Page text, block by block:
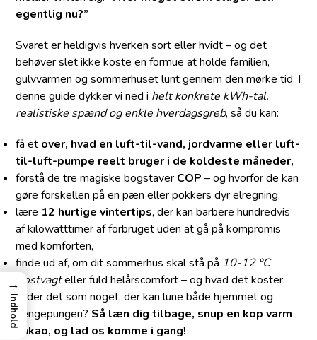
egentlig nu?”
Svaret er heldigvis hverken sort eller hvidt – og det
behøver slet ikke koste en formue at holde familien,
gulvvarmen og sommerhuset lunt gennem den mørke tid. I
denne guide dykker vi ned i helt konkrete kWh-tal,
realistiske spænd og enkle hverdagsgreb, så du kan:
få et over, hvad en luft-til-vand, jordvarme eller luft-
til-luft-pumpe reelt bruger i de koldeste måneder,
forstå de tre magiske bogstaver COP – og hvorfor de kan
gøre forskellen på en pæn eller pokkers dyr elregning,
lære 12 hurtige vintertips, der kan barbere hundredvis
af kilowatt­timer af forbruget uden at gå på kompromis
med komforten,
finde ud af, om dit sommerhus skal stå på 10-12 °C
frostvagteller fuld helårscomfort – og hvad det koster.
Lyder det som noget, der kan lune både hjemmet og
pengepungen? Så læn dig tilbage, snup en kop varm
kakao, og lad os komme i gang!
→
Indhold